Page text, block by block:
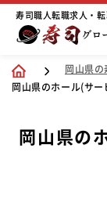
寿司職人転職求人・転
岡山県
岡山県のホール(サ
岡山県の